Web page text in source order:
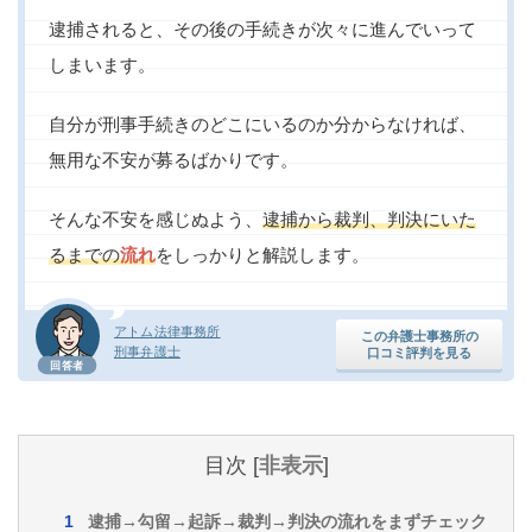
回答者
アトム法律事務所
刑事弁護士
この弁護士事務所の
口コミ評判を見る
逮捕されると、その後の手続きが次々に進んでいって
しまいます。
自分が刑事手続きのどこにいるのか分からなければ、
無用な不安が募るばかりです。
そんな不安を感じぬよう、 逮捕から裁判、判決にいた
るまでの流れをしっかりと解説します。
目次 [非表示]
逮捕→勾留→起訴→裁判→判決の流れをまずチェック